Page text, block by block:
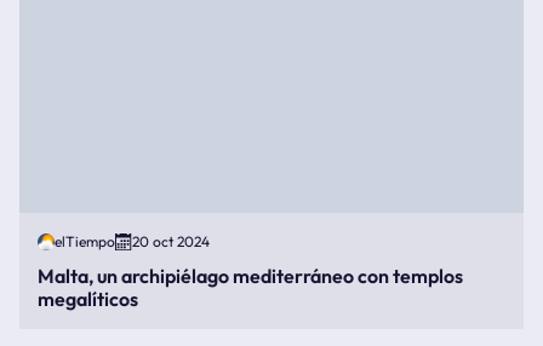
elTiempo 20 oct 2024
Malta, un archipiélago mediterráneo con templos
megalíticos